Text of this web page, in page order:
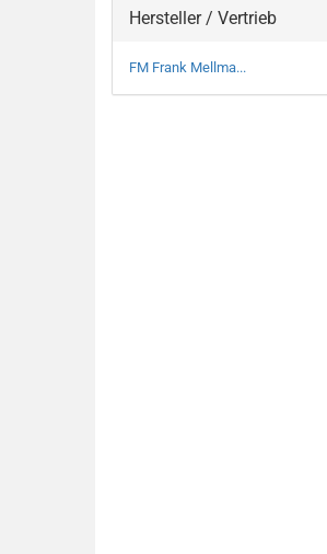
Hersteller / Vertrieb
FM Frank Mellma...